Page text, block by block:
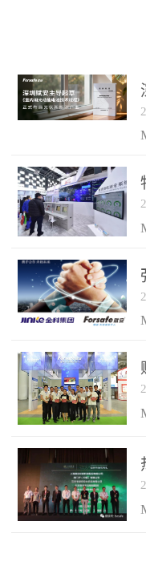
火灾隐患多。一旦发
传统的火灾关测器无
及时缺发，不能及早发
和有效扑救火火，这不
力和闲难，同时也将造
巨大的经济损失和社会
响，基至还会造成人员
亡。图像型火灾探测
是针对这种高大空间建
物的消防设施、设备
现场图像的实时获取
处理和特征提取分析
现火焰的跟踪和识别。
更早的进行预警，达
报早防的效果。 系
成示意图： 图像型
和监控端两大部分组
两者之间通过以太网相
联，一台监控主机最